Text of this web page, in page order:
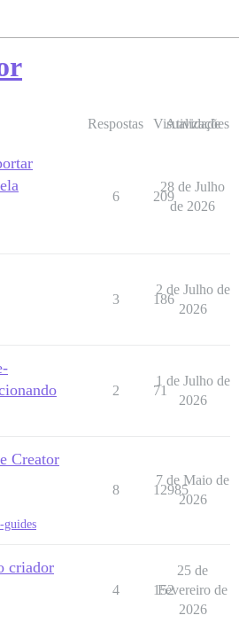
Respostas Visualizações
Atividade
6 209
28 de Julho
de 2026
3 186
2 de Julho de
2026
2 71
1 de Julho de
2026
Creator
guides
8 12985
7 de Maio de
2026
criador
4 152
25 de
Fevereiro de
2026